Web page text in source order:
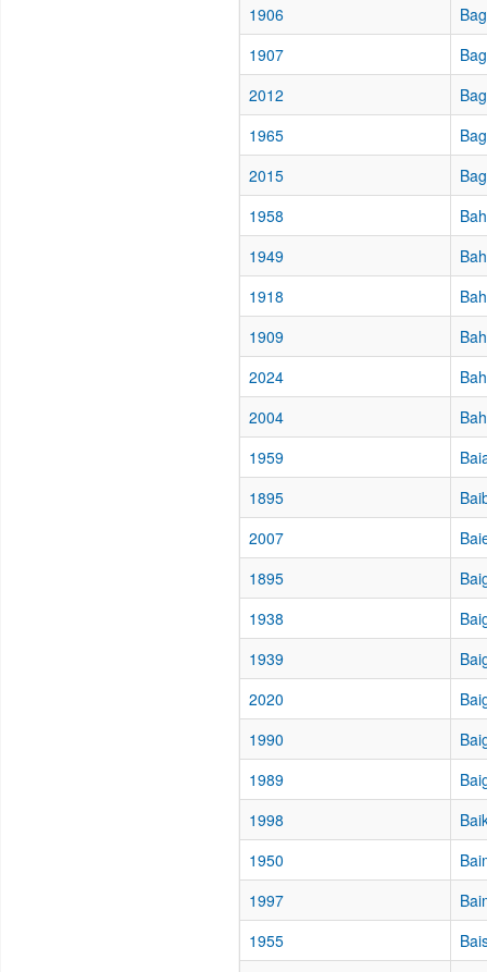
1906
1907
2012
1965
2015
1958
1949
1918
1909
2024
2004
1959
1895
2007
1895
1938
1939
2020
1990
1989
1998
1950
1997
1955